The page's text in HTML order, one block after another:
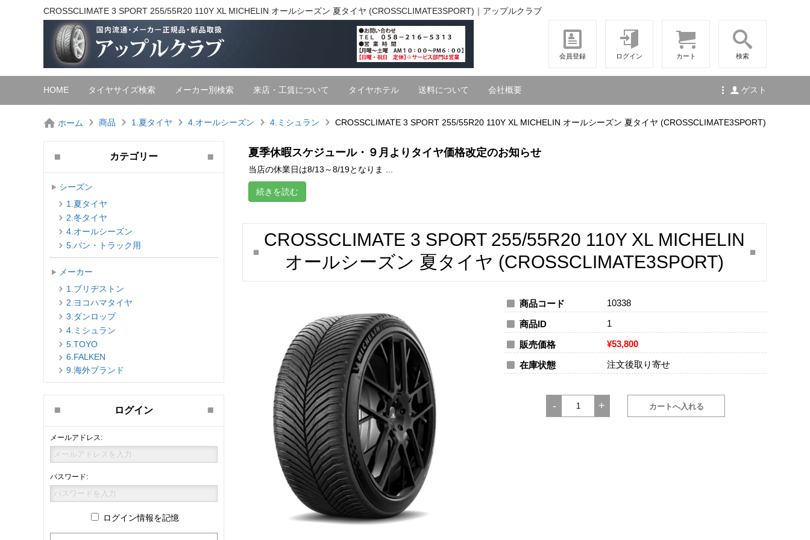
CROSSCLIMATE 3 SPORT 255/55R20 110Y XL MICHELIN オールシーズン 夏タイヤ (CROSSCLIMATE3SPORT)｜アップルクラブ
会員登録 ログイン カート 検索
ゲスト
HOME タイヤサイズ検索 メーカー別検索 来店・工賃について タイヤホテル 送料について 会社概要
ホーム 商品 1.夏タイヤ 4.オールシーズン 4.ミシュラン CROSSCLIMATE 3 SPORT 255/55R20 110Y XL MICHELIN オールシーズン 夏タイヤ (CROSSCLIMATE3SPORT)
夏季休暇スケジュール・９月よりタイヤ価格改定のお知らせ
当店の休業日は8/13～8/19となりま ...
続きを読む
CROSSCLIMATE 3 SPORT 255/55R20 110Y XL MICHELIN
オールシーズン 夏タイヤ (CROSSCLIMATE3SPORT)
商品コード 10338
商品ID 1
販売価格 ¥53,800
在庫状態 注文後取り寄せ
カテゴリー
シーズン
1.夏タイヤ
2.冬タイヤ
4.オールシーズン
5.バン・トラック用
メーカー
1.ブリヂストン
2.ヨコハマタイヤ
3.ダンロップ
4.ミシュラン
5.TOYO
6.FALKEN
9.海外ブランド
ログイン
メールアドレス:
パスワード:
ログイン情報を記憶